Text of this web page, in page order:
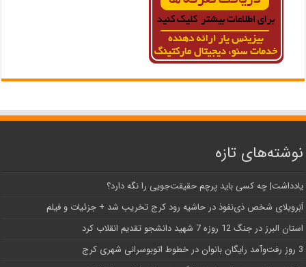
نوشته‌های تازه
یادداشت| ‌چه کسی باید پرچم حقیقت‌جویی را نگه دارد؟
اَبَر‌ویلای شخص ذی‌نفوذ در حاشیه‌ رود کرج تخریب شد + جزئیات و فیلم
استان البرز در جنگ 12 روزه 7 شهید دانشجو تقدیم انقلاب کرد
3 روز رفت‌وآمد رایگان بانوان در خطوط اتوبوسرانی شهری کرج